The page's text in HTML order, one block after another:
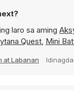
laro sa aming
Quest, Mini
at Labanan